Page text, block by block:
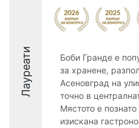
Лауреати
Боби Гранде е
за хранене,
Асеновград на
точно в
Мястото е
изискана